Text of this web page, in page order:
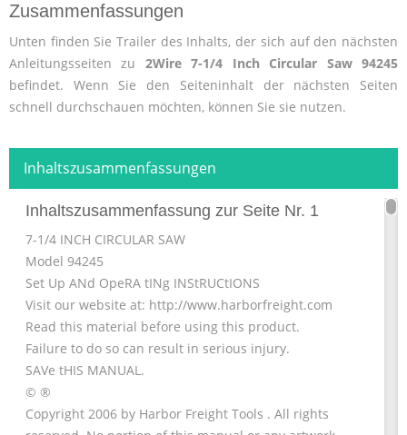
Zusammenfassungen
Unten finden Sie Trailer des Inhalts, der sich auf den nächsten
Anleitungsseiten zu 2Wire 7-1/4 Inch Circular Saw 94245
befindet. Wenn Sie den Seiteninhalt der nächsten Seiten
schnell durchschauen möchten, können Sie sie nutzen.
Inhaltszusammenfassungen
Inhaltszusammenfassung zur Seite Nr. 1
7-1/4 INCH CIRCULAR SAW
Model 94245
Set Up ANd OpeRA tINg INStRUCtIONS
Visit our website at: http://www.harborfreight.com
Read this material before using this product.
Failure to do so can result in serious injury.
SAVe tHIS MANUAL.
© ®
Copyright 2006 by Harbor Freight Tools . All rights